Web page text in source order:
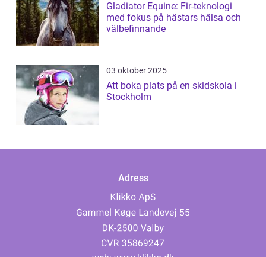
Gladiator Equine: Fir-teknologi
med fokus på hästars hälsa och
välbefinnande
03 oktober 2025
Att boka plats på en skidskola i
Stockholm
Adress